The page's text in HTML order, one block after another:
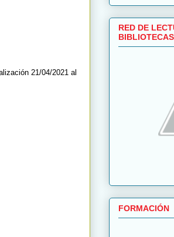
21/04/2021 al
RED DE
FORMACIÓN